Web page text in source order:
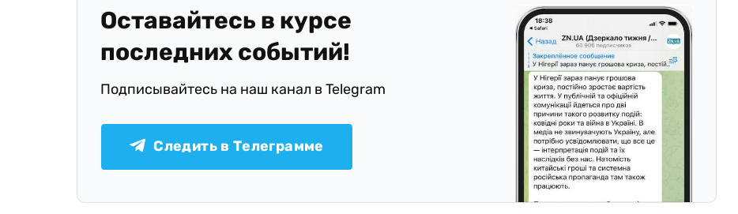
Оставайтесь в курсе
последних событий!
Подписывайтесь на наш канал в Telegram
Следить в Телеграмме